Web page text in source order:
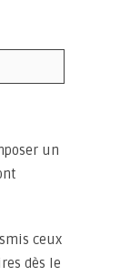
un
ceux
dès le